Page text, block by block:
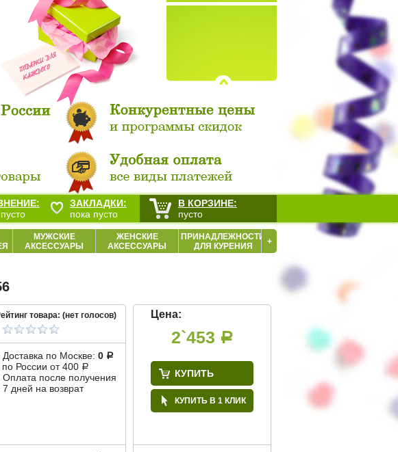
МУЖСКИЕ
АКСЕССУАРЫ
ЖЕНСКИЕ
АКСЕССУАРЫ
ПРИНАДЛЕЖНОСТИ
ДЛЯ КУРЕНИЯ
+
товара: (нет голосов)
Доставка по Москве: 0 Р
по России от 400 Р
Оплата после получения
7 дней на возврат
Цена:
2`453 Р
КУПИТЬ
КУПИТЬ В 1 КЛИК
ЗАКЛАДКИ:
пока пусто
В КОРЗИНЕ:
пусто